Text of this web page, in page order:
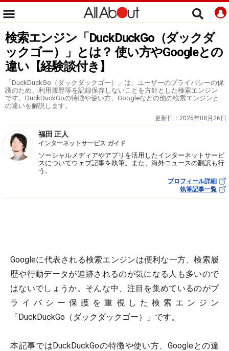
検索エンジン「DuckDuckGo（ダックダ
ックゴー）」とは？ 使い方やGoogleとの
違い【経験談付き】
「DuckDuckGo（ダックダックゴー）」は、ユーザーのプライバシーの保
護のため、利用履歴等を記録保存しないことを方針とした検索エンジン
です。DuckDuckGoの特徴や使い方、Googleなどの他の検索エンジンと
の違いを解説します。
更新日： 2025年08月26日
福田 正人
インターネットサービス ガイド
ソーシャルメディアやアプリを活用したインターネットサービ
スについてウェブ記事を執筆。また、海外ニュースの翻訳も行
う。
プロフィール詳細
執筆記事一覧
Googleに代表される検索エンジンは便利な一方、検索履
歴や行動データが追跡されるのが気になる人も多いので
はないでしょうか。そんな中、注目を集めているのがプ
ライバシー保護を重視した検索エンジン
「DuckDuckGo（ダックダックゴー）」です。
本記事ではDuckDuckGoの特徴や使い方、Googleとの違